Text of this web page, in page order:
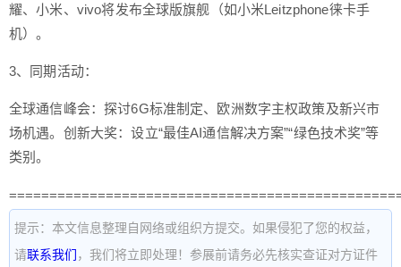
耀、小米、vivo将发布全球版旗舰（如小米Leitzphone徕卡手
机）。
3、同期活动：
全球通信峰会：探讨6G标准制定、欧洲数字主权政策及新兴市
场机遇。创新大奖：设立“最佳AI通信解决方案”“绿色技术奖”等
类别。
提示：本文信息整理自网络或组织方提交。如果侵犯了您的权益，
请联系我们 ，我们将立即处理！参展前请务必先核实查证对方证件